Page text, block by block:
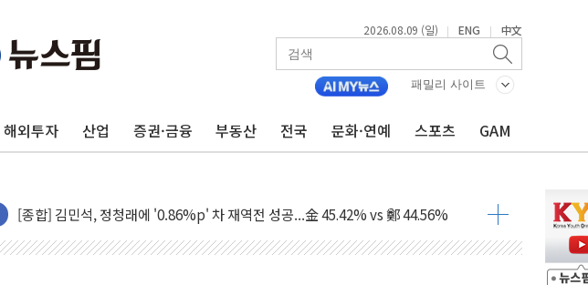
2026.08.09 (일) | ENG | 中文
패밀리 사이트
해외투자 산업 증권·금융 부동산 전국 문화·연예 스포츠 GAM
포항시 재난예산 40억 긴급 투입…고수온 양식장 복구·지원 '총력'
인천 합동연설회 나선 송영길·정청래·김민석 당대표 후보
김민석, 2주차 제주·인천 경선서 정청래에 승리...47.75% vs 42.08%